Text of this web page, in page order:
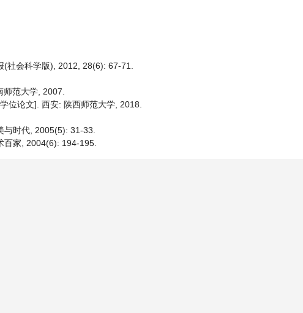
社会科学版), 2012, 28(6): 67-71.
范大学, 2007.
位论文]. 西安: 陕西师范大学, 2018.
与时代, 2005(5): 31-33.
百家, 2004(6): 194-195.